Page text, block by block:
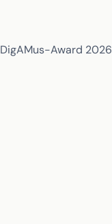
DigAMus-Award 2026